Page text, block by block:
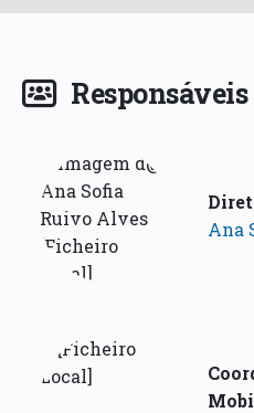
Responsáveis
Ana